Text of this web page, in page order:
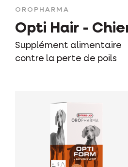
OROPHARMA
Opti Hair -
Supplément alimentaire
contre la perte de poils